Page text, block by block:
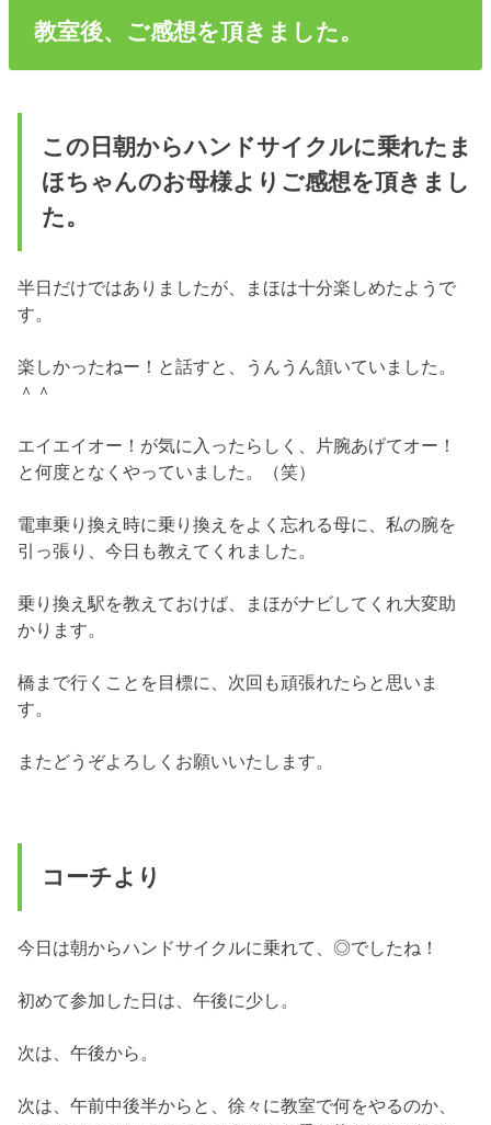
教室後、ご感想を頂きました。
この日朝からハンドサイクルに乗れたま
ほちゃんのお母様よりご感想を頂きまし
た。
半日だけではありましたが、まほは十分楽しめたようで
す。
楽しかったねー！と話すと、うんうん頷いていました。
＾＾
エイエイオー！が気に入ったらしく、片腕あげてオー！
と何度となくやっていました。（笑）
電車乗り換え時に乗り換えをよく忘れる母に、私の腕を
引っ張り、今日も教えてくれました。
乗り換え駅を教えておけば、まほがナビしてくれ大変助
かります。
橋まで行くことを目標に、次回も頑張れたらと思いま
す。
またどうぞよろしくお願いいたします。
コーチより
今日は朝からハンドサイクルに乗れて、◎でしたね！
初めて参加した日は、午後に少し。
次は、午後から。
次は、午前中後半からと、徐々に教室で何をやるのか、